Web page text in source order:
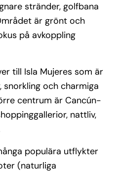
stränder, golfbana
är grönt och
på avkoppling
till Isla Mujeres som är
och charmiga
centrum är Cancún-
nattliv,
populära utflykter
(naturliga